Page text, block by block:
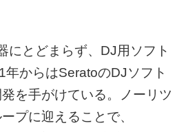
にとどまらず、DJ用ソフト
年からはSeratoのDJソフト
を手がけている。ノーリツ
プに迎えることで、